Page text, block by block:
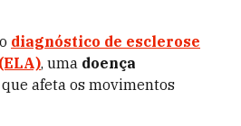
diagnóstico de esclerose
, uma doença
que afeta os movimentos